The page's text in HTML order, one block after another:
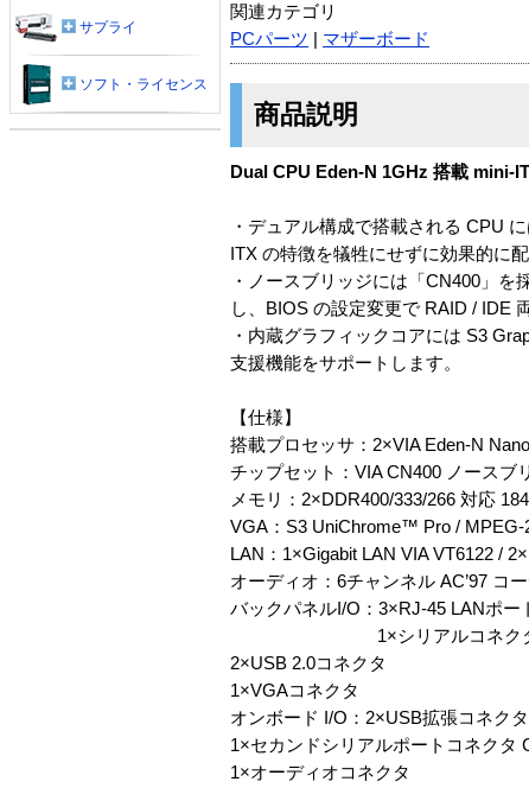
関連カテゴリ
PCパーツ
マザーボード
商品説明
Dual CPU Eden-N 1GHz 搭載 mini-
・デュアル構成で搭載される CPU
ITX の特徴を犠牲にせずに効果的に
・ノースブリッジには「CN400」を
し、BIOS の設定変更で RAID / IDE
・内蔵グラフィックコアには S3
支援機能をサポートします。
【仕様】
搭載プロセッサ：2×VIA Eden-N
チップセット：VIA CN400 ノースブ
メモリ：2×DDR400/333/266 対応
VGA：S3 UniChrome™ Pro /
LAN：1×Gigabit LAN VIA VT6122 /
オーディオ：6チャンネル AC’97 コ
バックパネルI/O：3×RJ-45 LANポー
1×シリアルコネク
2×USB 2.0コネクタ
1×VGAコネクタ
オンボード I/O：2×USB拡張コネクタ
1×セカンドシリアルポートコネクタ
1×オーディオコネクタ
サプライ
ソフト・ライセンス